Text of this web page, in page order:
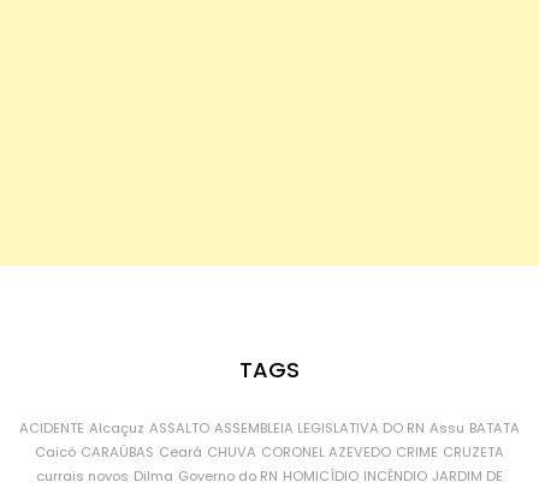
TAGS
ACIDENTE Alcaçuz ASSALTO ASSEMBLEIA LEGISLATIVA DO RN Assu BATATA
Caicó CARAÚBAS Ceará CHUVA CORONEL AZEVEDO CRIME CRUZETA
currais novos Dilma Governo do RN HOMICÍDIO INCÊNDIO JARDIM DE